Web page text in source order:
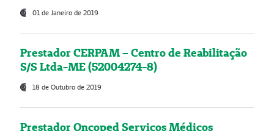
01 de Janeiro de 2019
Prestador CERPAM – Centro de Reabilitação
S/S Ltda-ME (52004274-8)
18 de Outubro de 2019
Prestador Oncoped Serviços Médicos